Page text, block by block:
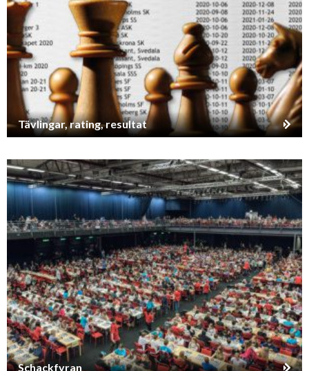
Tävlingar, rating, resultat
Schackfyran